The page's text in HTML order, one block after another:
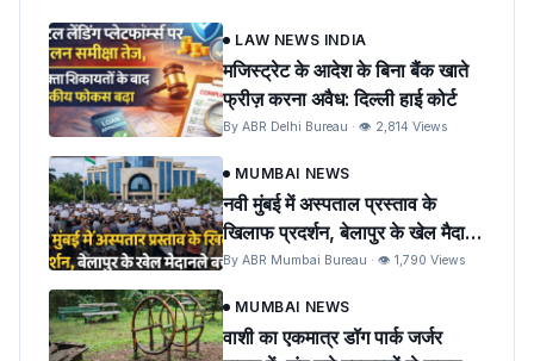
LAW NEWS INDIA
मजिस्ट्रेट के आदेश के बिना बैंक खाते
फ्रीज़ करना अवैध: दिल्ली हाई कोर्ट
By ABR Delhi Bureau · 👁 2,814 Views
MUMBAI NEWS
नवी मुंबई में अस्पताल प्रस्ताव के
खिलाफ प्रदर्शन, बेलापुर के खेल मैदान
को बचाने की मांग
By ABR Mumbai Bureau · 👁 1,790 Views
MUMBAI NEWS
वाशी का एकमात्र डॉग पार्क जर्जर